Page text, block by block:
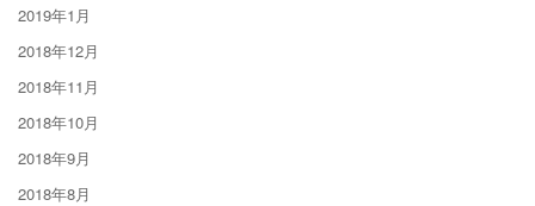
2019年1月
2018年12月
2018年11月
2018年10月
2018年9月
2018年8月